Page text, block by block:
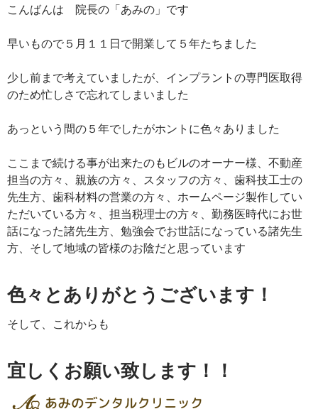
こんばんは 院長の「あみの」です
早いもので５月１１日で開業して５年たちました
少し前まで考えていましたが、インプラントの専門医取得
のため忙しさで忘れてしまいました
あっという間の５年でしたがホントに色々ありました
ここまで続ける事が出来たのもビルのオーナー様、不動産
担当の方々、親族の方々、スタッフの方々、歯科技工士の
先生方、歯科材料の営業の方々、ホームページ製作してい
ただいている方々、担当税理士の方々、勤務医時代にお世
話になった諸先生方、勉強会でお世話になっている諸先生
方、そして地域の皆様のお陰だと思っています
色々とありがとうございます！
そして、これからも
宜しくお願い致します！！